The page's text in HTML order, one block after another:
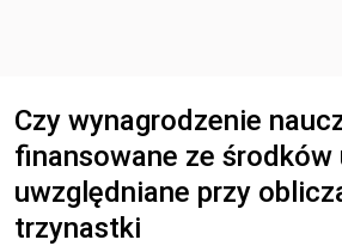
Czy wynagrodzenie
finansowane ze
uwzględniane przy
trzynastki